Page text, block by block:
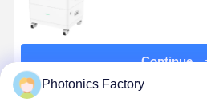
Continue
Photonics Factory